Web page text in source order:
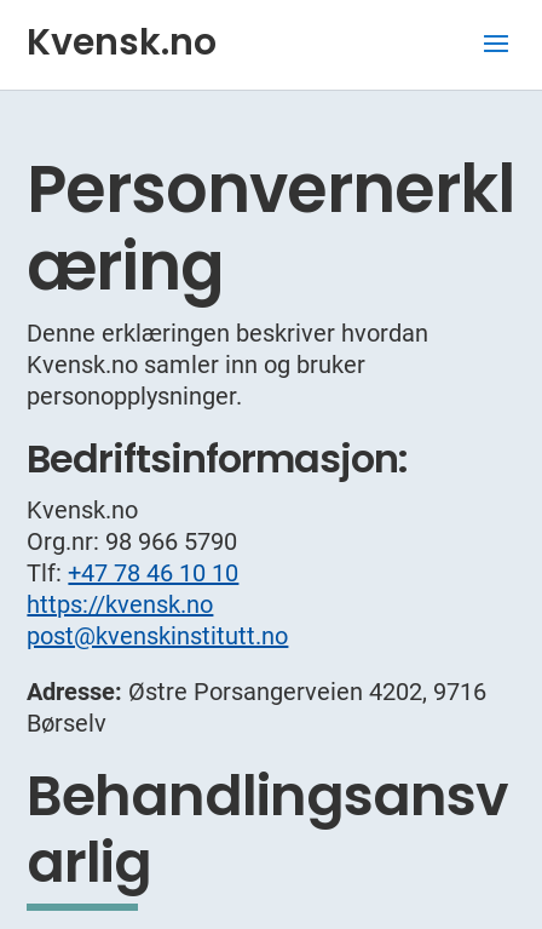
Kvensk.no
Personvernerkl
æring
Denne erklæringen beskriver hvordan
Kvensk.no samler inn og bruker
personopplysninger.
Bedriftsinformasjon:
Kvensk.no
Org.nr: 98 966 5790
Tlf:+47 78 46 10 10
https://kvensk.no
post@kvenskinstitutt.no
Adresse: Østre Porsangerveien 4202, 9716
Børselv
Behandlingsansv
arlig